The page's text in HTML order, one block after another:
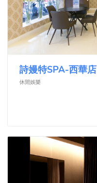
詩嫚特SPA-西華店
休閒娛樂